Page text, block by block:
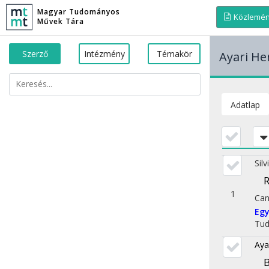
Magyar Tudományos
Művek Tára
Szerző Intézmény Témakör Ayari
Adatlap
1